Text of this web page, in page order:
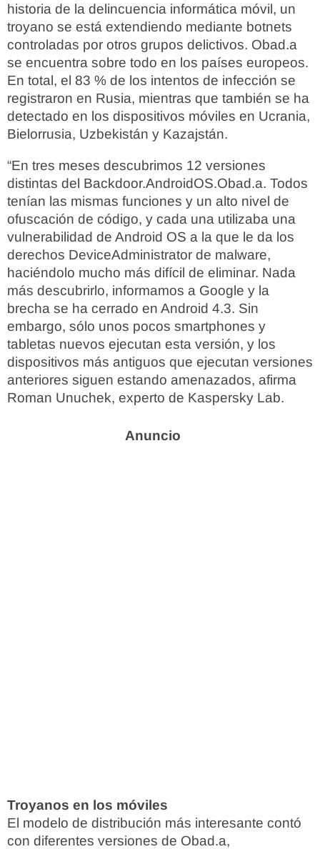
historia de la delincuencia informática móvil, un
troyano se está extendiendo mediante botnets
controladas por otros grupos delictivos. Obad.a
se encuentra sobre todo en los países europeos.
En total, el 83 % de los intentos de infección se
registraron en Rusia, mientras que también se ha
detectado en los dispositivos móviles en Ucrania,
Bielorrusia, Uzbekistán y Kazajstán.
“En tres meses descubrimos 12 versiones
distintas del Backdoor.AndroidOS.Obad.a. Todos
tenían las mismas funciones y un alto nivel de
ofuscación de código, y cada una utilizaba una
vulnerabilidad de Android OS a la que le da los
derechos DeviceAdministrator de malware,
haciéndolo mucho más difícil de eliminar. Nada
más descubrirlo, informamos a Google y la
brecha se ha cerrado en Android 4.3. Sin
embargo, sólo unos pocos smartphones y
tabletas nuevos ejecutan esta versión, y los
dispositivos más antiguos que ejecutan versiones
anteriores siguen estando amenazados, afirma
Roman Unuchek, experto de Kaspersky Lab.
Troyanos en los móviles
El modelo de distribución más interesante contó
con diferentes versiones de Obad.a,